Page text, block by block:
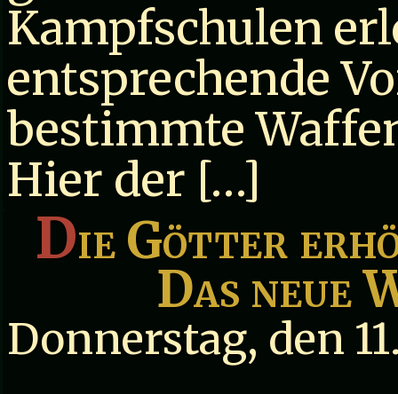
Kampfschulen
entsprechende
bestimmte
Hier der […]
Die Götter
Das neue
Donnerstag, den